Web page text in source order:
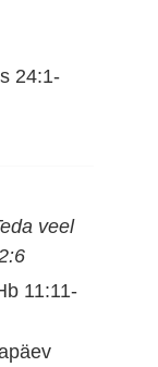
24:1-
veel
11:11-